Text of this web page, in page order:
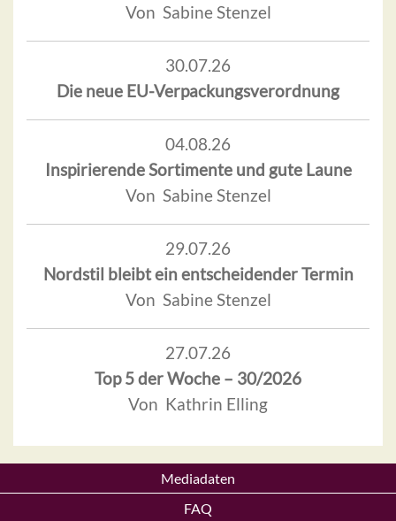
Von Sabine Stenzel
30.07.26
Die neue EU-Verpackungsverordnung
04.08.26
Inspirierende Sortimente und gute Laune
Von Sabine Stenzel
29.07.26
Nordstil bleibt ein entscheidender Termin
Von Sabine Stenzel
27.07.26
Top 5 der Woche – 30/2026
Von Kathrin Elling
Mediadaten
FAQ